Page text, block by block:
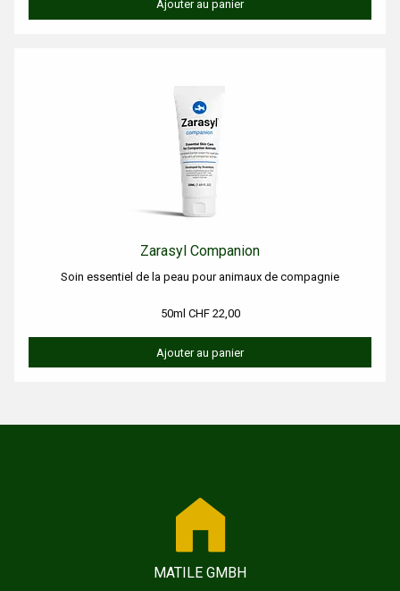
Ajouter au panier
Zarasyl Companion
Soin essentiel de la peau pour animaux de compagnie
50ml CHF 22,00
Ajouter au panier
MATILE GMBH